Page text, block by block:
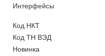
Интерфейсы
Код НКТ
Код ТН ВЭД
Новинка